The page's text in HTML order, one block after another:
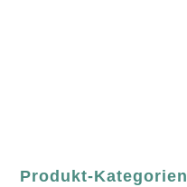
Produkt-Kategorien